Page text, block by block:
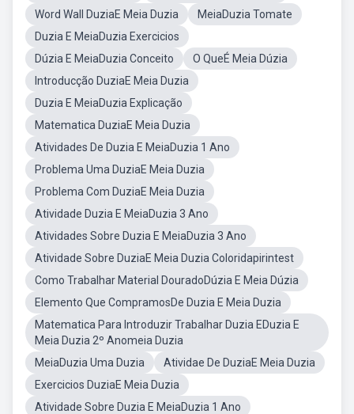
Word Wall DuziaE Meia Duzia
MeiaDuzia Tomate
Duzia E MeiaDuzia Exercicios
Dúzia E MeiaDuzia Conceito
O QueÉ Meia Dúzia
Introducção DuziaE Meia Duzia
Duzia E MeiaDuzia Explicação
Matematica DuziaE Meia Duzia
Atividades De Duzia E MeiaDuzia 1 Ano
Problema Uma DuziaE Meia Duzia
Problema Com DuziaE Meia Duzia
Atividade Duzia E MeiaDuzia 3 Ano
Atividades Sobre Duzia E MeiaDuzia 3 Ano
Atividade Sobre DuziaE Meia Duzia Coloridapirintest
Como Trabalhar Material DouradoDúzia E Meia Dúzia
Elemento Que CompramosDe Duzia E Meia Duzia
Matematica Para Introduzir Trabalhar Duzia EDuzia E
Meia Duzia 2º Anomeia Duzia
MeiaDuzia Uma Duzia
Atividae De DuziaE Meia Duzia
Exercicios DuziaE Meia Duzia
Atividade Sobre Duzia E MeiaDuzia 1 Ano